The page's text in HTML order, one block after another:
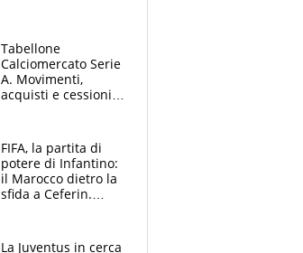
Tabellone
Calciomercato Serie
A. Movimenti,
acquisti e cessioni:
FIFA, la partita di
potere di Infantino:
il Marocco dietro la
sfida a Ceferin.
squadre, l’ira di Figo
La Juventus in cerca